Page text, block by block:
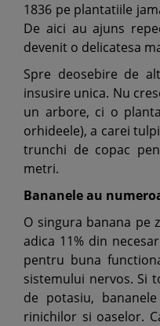
1836 pe plantatiile
De aici au ajuns
devenit o delicatesa
Spre deosebire de
insusire unica. Nu
un arbore, ci o
orhideele), a carei
trunchi de copac
metri.
Bananele au
O singura banana pe
adica 11% din
pentru buna
sistemului nervos. Si
de potasiu,
rinichilor si oaselor.